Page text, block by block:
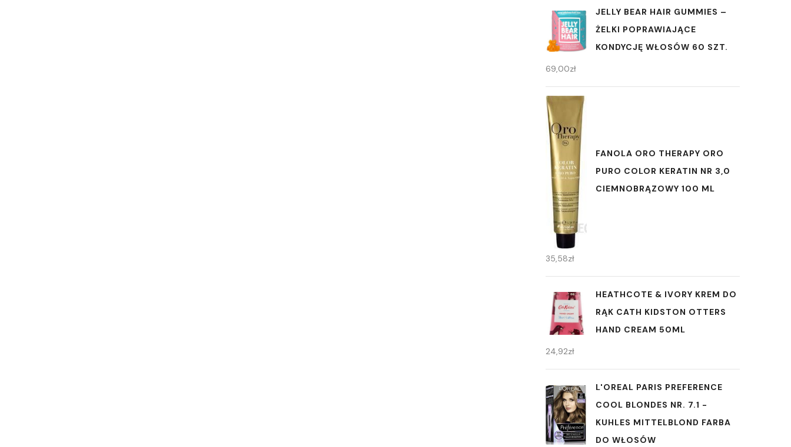
JELLY BEAR HAIR GUMMIES –
ŻELKI POPRAWIAJĄCE
KONDYCJĘ WŁOSÓW 60 SZT.
69,00zł
FANOLA ORO THERAPY ORO
PURO COLOR KERATIN NR 3,0
CIEMNOBRĄZOWY 100 ML
35,58zł
HEATHCOTE & IVORY KREM DO
RĄK CATH KIDSTON OTTERS
HAND CREAM 50ML
24,92zł
L'OREAL PARIS PREFERENCE
COOL BLONDES NR. 7.1 -
KUHLES MITTELBLOND FARBA
DO WŁOSÓW